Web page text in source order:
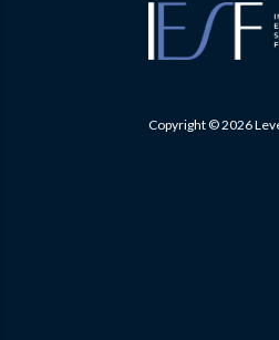
Copyright © 2026